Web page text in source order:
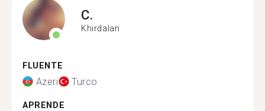
C.
Khirdalan
FLUENTE
Azeri Turco
APRENDE